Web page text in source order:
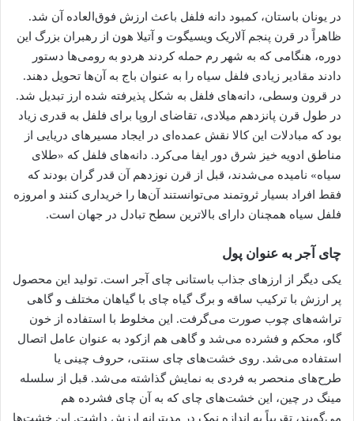
در یونان باستان، کمبود دانه فلفل باعث ارزش فوق‌العاده آن شد.
ظاهراً در قرن پنجم آلاریک ویسیگوت و آتیلا هون از رهبران بزرگ این
دوره، هنگامی که به شهر رم حمله کردند هردو به رومی‌ها دستور
دادند مقادیر زیادی فلفل سیاه را به عنوان باج به آن‌ها تحویل دهند.
در قرون وسطی، دانه‌های فلفل به شکل پذیرفته شده ارز تبدیل شد.
در طول قرن پانزدهم میلادی، تقاضای اروپا برای فلفل به قدری زیاد
بود که مبادلات این کالا نقش عمده‌ای در ایجاد مسیرهای دریایی از
مناطق ادویه خیز شرق دور ایفا می‌کرد. دانه‌های فلفل که «طلای
سیاه» نامیده می‌شدند، قبل از قرن نوزدهم آن قدر گران بودند که
فقط افراد بسیار ثروتمند می‌توانستند آن‌ها را خریداری کنند و امروزه
فلفل سیاه همچنان دارای بالاترین سطح تبادل در جهان است.
چای آجر به عنوان پول
یکی دیگر از ارزهای جذاب باستانی چای آجر است. تولید این محصول
پر ارزش با ترکیب ساقه و برگ گیاه چای با گیاهان مختلف و گاهی
تراشه‌های چوب صورت می‌گرفت. این مخلوط با استفاده از خون
گاو، محکم و فشرده می‌شد و گاهی هم ازکود به عنوان عامل اتصال
استفاده می‌شد. روی خشت‌های چای سنتی، حروف چینی یا
طرح‌های منحصر به فردی به نمایش گذاشته می‌شد. قبل از سلسله
مینگ در چین، این خشت‌های چای که به آن چای فشرده هم
می‌گویند، تقریباً به اندازه نمک در مدیترانه ارزش داشت. این خشت‌ها